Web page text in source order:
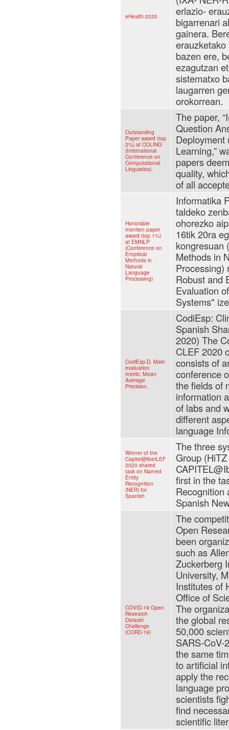
eHealth-2020
erlazio-
bigarrenari
gainera.
bazen ere,
ezagutzan
sistematxo
laugarren
orokorrean.
Outstanding
Paper award (top
2%) at COLING
(International
Conference on
Computational
Linguistics).
The paper,
Question
Deployment
Learning,”
papers
quality,
of all
Honorable
mention paper
award (top 1%)
at EMNLP
(Conference on
Empirical
Methods in
Natural
Language
Processing)
Informatika
taldeko
ohorezko
16tik 20ra
kongresuan
Methods in
Processing)
Robust and
Evaluation
Systems"
CodiEsp-D. Main
evaluation
metric: Mean
Average
Precision.
CodiEsp:
Spanish
2020) The
CLEF 2020
consists of
conference
the fields of
information
of labs and
different
language
Winner of the
Capitel@IberLEF
2020 shared
task on Named
Entity
Recognition
(NER) for
Spanish
The three
Group
first in the
Recognition
Spanish
COVID-19 Open
Research
Dataset
Challenge
(CORD-19)
The
Open
been
such as
Zuckerberg
University,
Institutes of
Office of
The
the global
50,000
SARS-CoV-
the same
to artificial
apply the
language
scientists
find
scientific